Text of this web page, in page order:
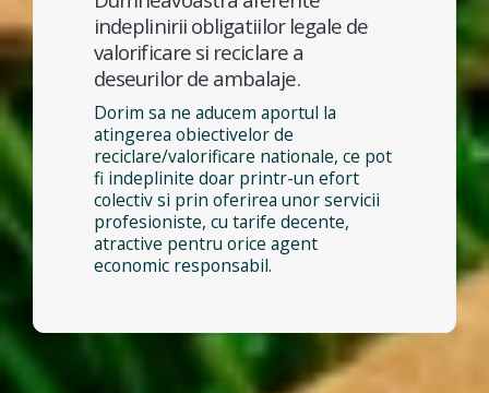
indeplinirii obligatiilor legale de
valorificare si reciclare a
deseurilor de ambalaje.
Dorim sa ne aducem aportul la
atingerea obiectivelor de
reciclare/valorificare nationale, ce pot
fi indeplinite doar printr-un efort
colectiv si prin oferirea unor servicii
profesioniste, cu tarife decente,
atractive pentru orice agent
economic responsabil.